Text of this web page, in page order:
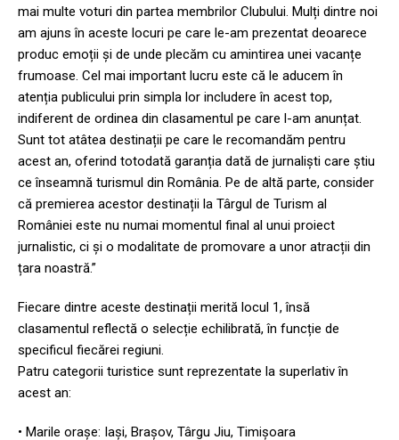
mai multe voturi din partea membrilor Clubului. Mulți dintre noi
am ajuns în aceste locuri pe care le-am prezentat deoarece
produc emoții și de unde plecăm cu amintirea unei vacanțe
frumoase. Cel mai important lucru este că le aducem în
atenția publicului prin simpla lor includere în acest top,
indiferent de ordinea din clasamentul pe care l-am anunțat.
Sunt tot atâtea destinații pe care le recomandăm pentru
acest an, oferind totodată garanția dată de jurnaliști care știu
ce înseamnă turismul din România. Pe de altă parte, consider
că premierea acestor destinații la Târgul de Turism al
României este nu numai momentul final al unui proiect
jurnalistic, ci și o modalitate de promovare a unor atracții din
țara noastră.”
Fiecare dintre aceste destinații merită locul 1, însă
clasamentul reflectă o selecție echilibrată, în funcție de
specificul fiecărei regiuni.
Patru categorii turistice sunt reprezentate la superlativ în
acest an:
• Marile orașe: Iași, Brașov, Târgu Jiu, Timișoara